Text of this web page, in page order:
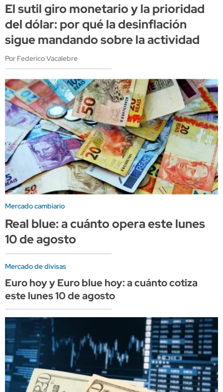
El sutil giro monetario y la prioridad
del dólar: por qué la desinflación
sigue mandando sobre la actividad
Por Federico Vacalebre
Mercado cambiario
Real blue: a cuánto opera este lunes
10 de agosto
Mercado de divisas
Euro hoy y Euro blue hoy: a cuánto cotiza
este lunes 10 de agosto